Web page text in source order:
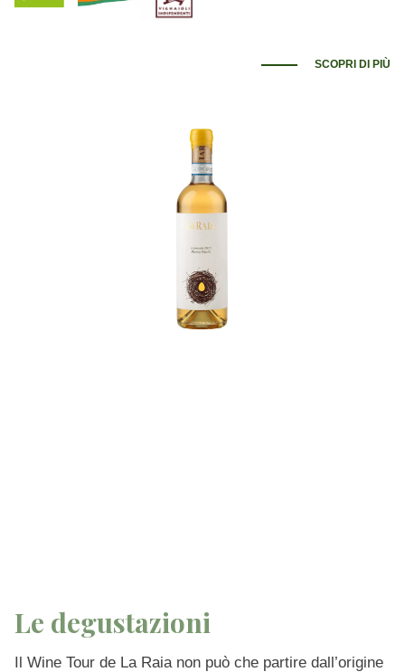
SCOPRI DI PIÙ
Le degustazioni
Il Wine Tour de La Raia non può che partire dall’origine